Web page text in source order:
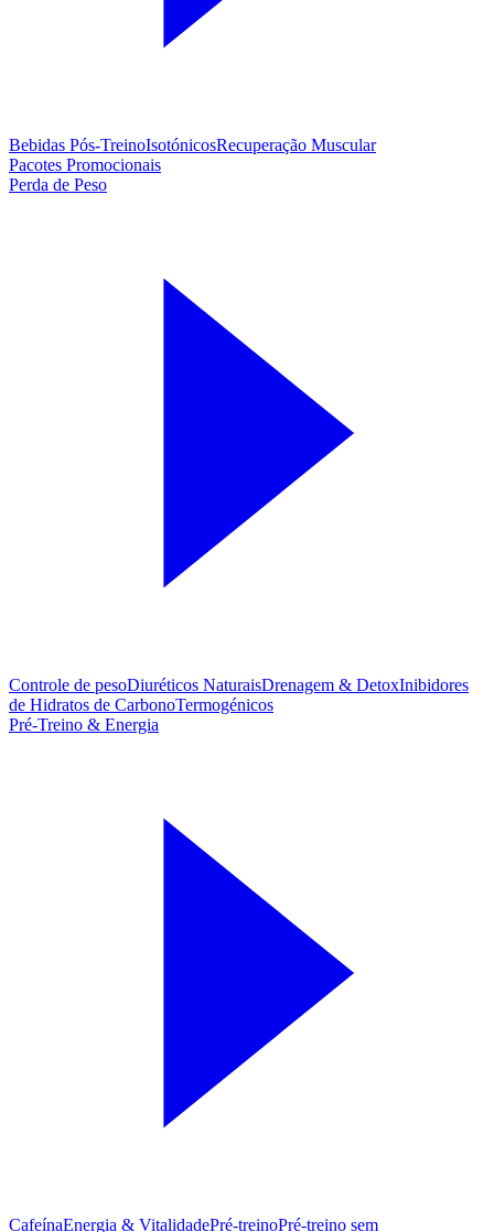
Bebidas Pós-TreinoIsotónicosRecuperação Muscular
Pacotes Promocionais
Perda de Peso
Controle de pesoDiuréticos NaturaisDrenagem & DetoxInibidores
de Hidratos de CarbonoTermogénicos
Pré-Treino & Energia
CafeínaEnergia & VitalidadePré-treinoPré‑treino sem